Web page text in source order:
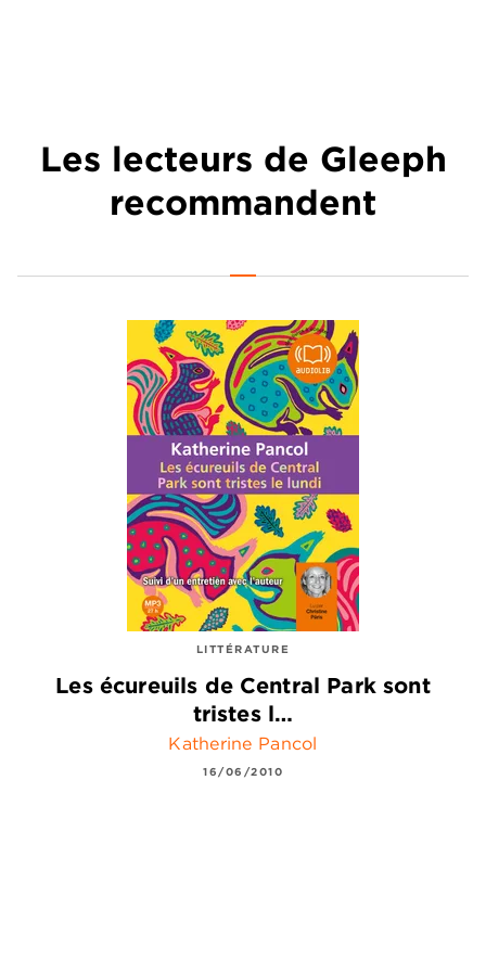
Les lecteurs de Gleeph
recommandent
LITTÉRATURE
Les écureuils de Central Park sont
tristes l…
Katherine Pancol
16/06/2010